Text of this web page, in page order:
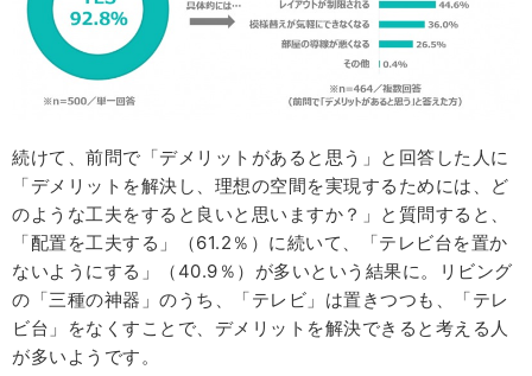
続けて、前問で「デメリットがあると思う」と回答した人に
「デメリットを解決し、理想の空間を実現するためには、ど
のような工夫をすると良いと思いますか？」と質問すると、
「配置を工夫する」（61.2％）に続いて、「テレビ台を置か
ないようにする」（40.9％）が多いという結果に。リビング
の「三種の神器」のうち、「テレビ」は置きつつも、「テレ
ビ台」をなくすことで、デメリットを解決できると考える人
が多いようです。